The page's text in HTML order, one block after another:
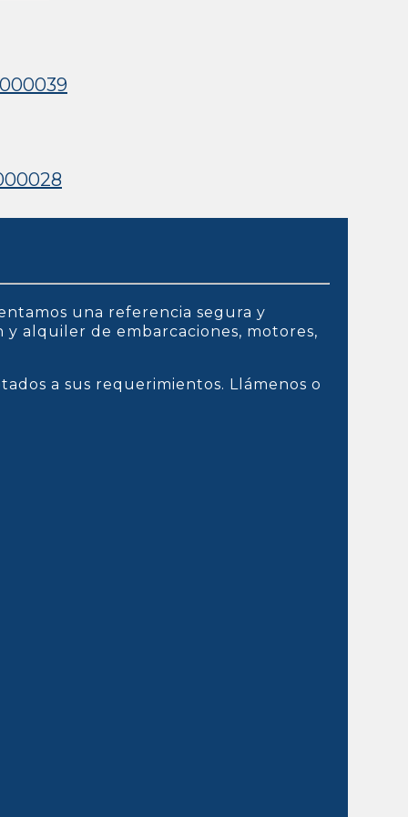
una referencia segura y
y alquiler de embarcaciones, motores,
a sus requerimientos. Llámenos o